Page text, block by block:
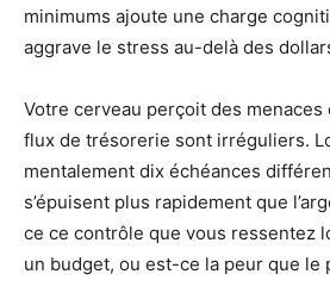
minimums ajoute une charge
aggrave le stress au-delà des
Votre cerveau perçoit des
flux de trésorerie sont irréguliers.
mentalement dix échéances
s’épuisent plus rapidement que
ce ce contrôle que vous ressentez
un budget, ou est-ce la peur que le